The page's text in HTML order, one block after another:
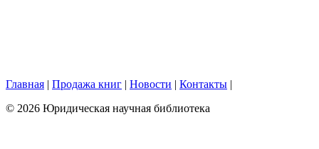
Главная | Продажа книг | Новости | Контакты |
© 2026 Юридическая научная библиотека